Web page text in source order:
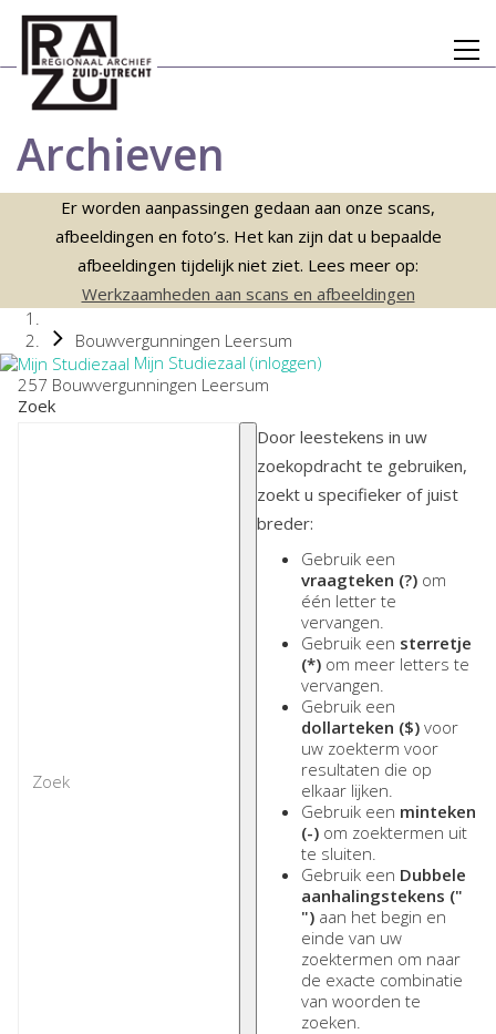
Archieven
Er worden aanpassingen gedaan aan onze scans,
afbeeldingen en foto’s. Het kan zijn dat u bepaalde
afbeeldingen tijdelijk niet ziet. Lees meer op:
Werkzaamheden aan scans en afbeeldingen
Bouwvergunningen Leersum
Mijn Studiezaal (inloggen)
257 Bouwvergunningen Leersum
Zoek
Door leestekens in uw
zoekopdracht te gebruiken,
zoekt u specifieker of juist
breder:
Gebruik een
vraagteken (?) om
één letter te
vervangen.
Gebruik een sterretje
(*) om meer letters te
vervangen.
Gebruik een
dollarteken ($) voor
uw zoekterm voor
resultaten die op
elkaar lijken.
Gebruik een minteken
(-) om zoektermen uit
te sluiten.
Gebruik een Dubbele
aanhalingstekens ("
") aan het begin en
einde van uw
zoektermen om naar
de exacte combinatie
van woorden te
zoeken.